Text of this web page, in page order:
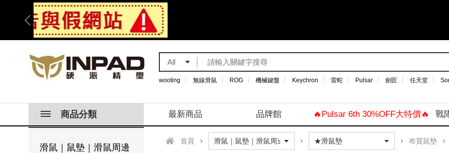
All
wooting 無線滑鼠 ROG 機械鍵盤 Keychron 雷蛇 Pulsar 劍匠 任天堂
商品分類 最新商品 品牌館 🔥Pulsar 6th 30%OFF大特價🔥 戰
滑鼠｜鼠墊｜滑鼠周邊
首頁 布質鼠墊